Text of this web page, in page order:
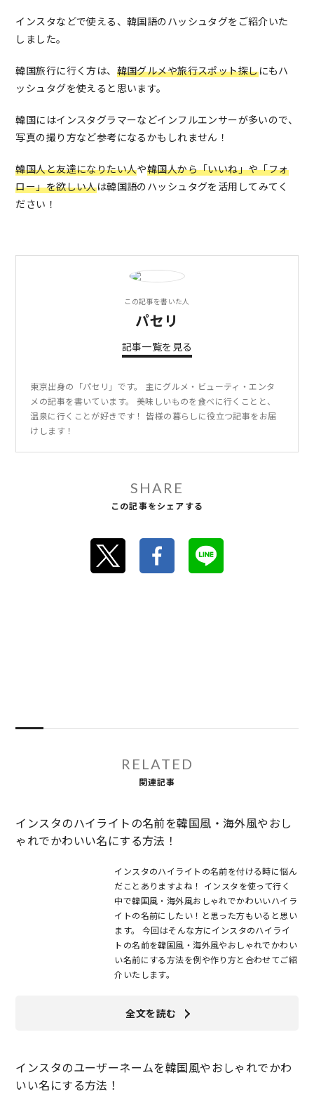
インスタなどで使える、韓国語のハッシュタグをご紹介いた
しました。
韓国旅行に行く方は、 韓国グルメや旅行スポット探しにもハ
ッシュタグを使えると思います。
韓国にはインスタグラマーなどインフルエンサーが多いので、
写真の撮り方など参考になるかもしれません！
韓国人と友達になりたい人や韓国人から「いいね」や「フォ
ロー」を欲しい人は韓国語のハッシュタグを活用してみてく
ださい！
この記事を書いた人
パセリ
記事一覧を見る
東京出身の「パセリ」です。 主にグルメ・ビューティ・エンタ
メの記事を書いています。 美味しいものを食べに行くことと、
温泉に行くことが好きです！ 皆様の暮らしに役立つ記事をお届
けします！
SHARE
この記事をシェアする
RELATED
関連記事
インスタのハイライトの名前を韓国風・海外風やおし
ゃれでかわいい名にする方法！
インスタのハイライトの名前を付ける時に悩ん
だことありますよね！ インスタを使って行く
中で韓国風・海外風おしゃれでかわいいハイラ
イトの名前にしたい！と思った方もいると思い
ます。 今回はそんな方にインスタのハイライ
トの名前を韓国風・海外風やおしゃれでかわい
い名前にする方法を例や作り方と合わせてご紹
介いたします。
全文を読む
インスタのユーザーネームを韓国風やおしゃれでかわ
いい名にする方法！